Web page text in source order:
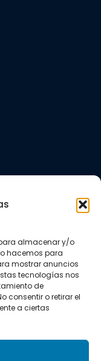
almacenar y/o
hacemos para
mostrar anuncios
tecnologías nos
de
consentir o retirar el
a ciertas